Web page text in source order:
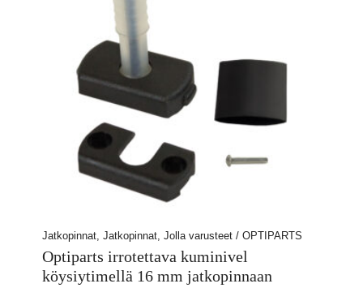
Jatkopinnat, Jatkopinnat, Jolla varusteet / OPTIPARTS
Optiparts irrotettava kuminivel
köysiytimellä 16 mm jatkopinnaan